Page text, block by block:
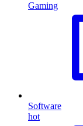
Gaming
Software
hot